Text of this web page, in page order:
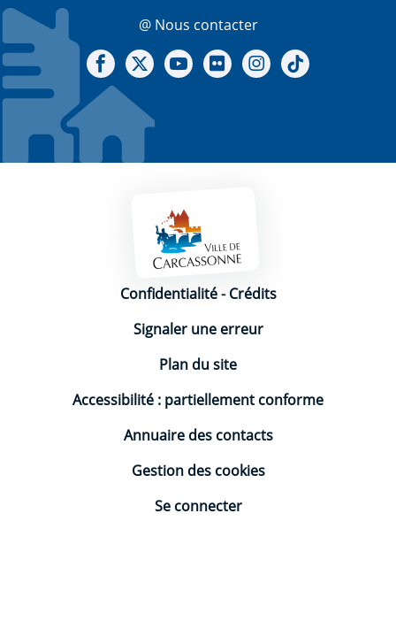
@ Nous contacter
Notre Facebook
Notre X - (twitter)
Notre chaine Youtube
Notre Gallerie sur Flickr
Notre Instagram
Mentions légales
Confidentialité-Crédits
Signaler une erreur
Plan du site
Accessibilité : partiellement conforme
Annuaire des contacts
Gestion des cookies
Se connecter